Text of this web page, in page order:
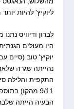
ליוקיץ' להיות
לברון ודיוויס
היו מעולים
נהייתה שגרה
הבעיה הייתה